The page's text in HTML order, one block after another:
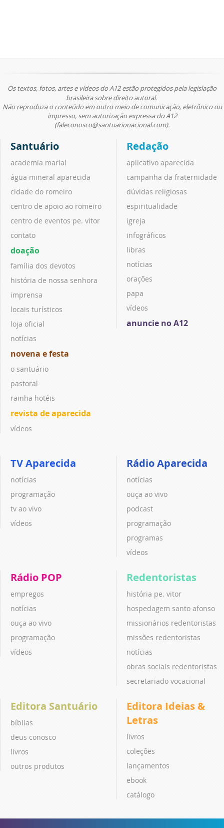
Os textos, fotos, artes e vídeos do A12 estão protegidos pela legislação
brasileira sobre direito autoral.
Não reproduza o conteúdo em outro meio de comunicação, eletrônico ou
impresso, sem autorização expressa do A12
(faleconosco@santuarionacional.com).
Santuário
academia marial
água mineral aparecida
cidade do romeiro
centro de apoio ao romeiro
centro de eventos pe. vitor
contato
doação
família dos devotos
história de nossa senhora
imprensa
locais turísticos
loja oficial
notícias
novena e festa
o santuário
pastoral
rainha hotéis
revista de aparecida
vídeos
Redação
aplicativo aparecida
campanha da fraternidade
dúvidas religiosas
espiritualidade
igreja
infográficos
libras
notícias
orações
papa
vídeos
anuncie no A12
TV Aparecida
notícias
programação
tv ao vivo
vídeos
Rádio Aparecida
notícias
ouça ao vivo
podcast
programação
programas
vídeos
Rádio POP
empregos
notícias
ouça ao vivo
programação
vídeos
Redentoristas
história pe. vitor
hospedagem santo afonso
missionários redentoristas
missões redentoristas
notícias
obras sociais redentoristas
secretariado vocacional
Editora Santuário
bíblias
deus conosco
livros
outros produtos
Editora Ideias &
Letras
livros
coleções
lançamentos
ebook
catálogo